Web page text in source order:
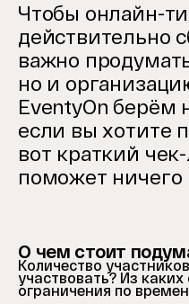
Чтобы онлайн-
действительно
важно
но и
EventyOn берём
если вы хотите
вот краткий
поможет ничего
О чем стоит
Количество
участвовать? Из
ограничения по